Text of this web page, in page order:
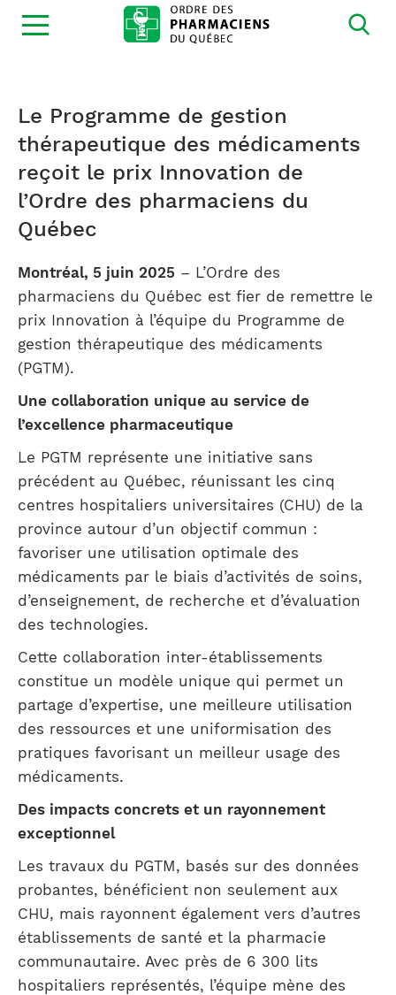
Ouvrir
la
Le Programme de gestion
thérapeutique des médicaments
reçoit le prix Innovation de
l’Ordre des pharmaciens du
Québec
Montréal, 5 juin 2025 – L’Ordre des
pharmaciens du Québec est fier de remettre le
prix Innovation à l’équipe du Programme de
gestion thérapeutique des médicaments
(PGTM).
Une collaboration unique au service de
l’excellence pharmaceutique
Le PGTM représente une initiative sans
précédent au Québec, réunissant les cinq
centres hospitaliers universitaires (CHU) de la
province autour d’un objectif commun :
favoriser une utilisation optimale des
médicaments par le biais d’activités de soins,
d’enseignement, de recherche et d’évaluation
des technologies.
Cette collaboration inter-établissements
constitue un modèle unique qui permet un
partage d’expertise, une meilleure utilisation
des ressources et une uniformisation des
pratiques favorisant un meilleur usage des
médicaments.
Des impacts concrets et un rayonnement
exceptionnel
Les travaux du PGTM, basés sur des données
probantes, bénéficient non seulement aux
CHU, mais rayonnent également vers d’autres
établissements de santé et la pharmacie
communautaire. Avec près de 6 300 lits
hospitaliers représentés, l’équipe mène des